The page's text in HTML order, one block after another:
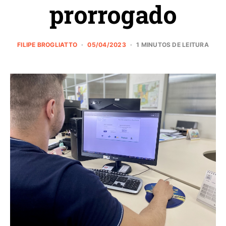
prorrogado
FILIPE BROGLIATTO 05/04/2023 1 MINUTOS DE LEITURA